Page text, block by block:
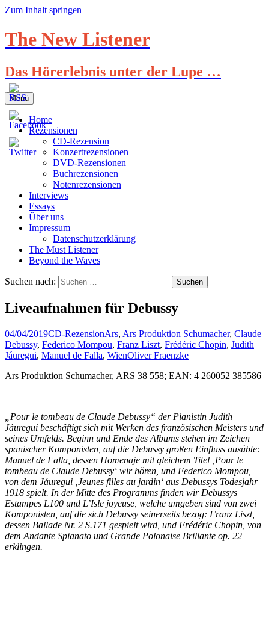
Zum Inhalt springen
The New Listener
Das Hörerlebnis unter der Lupe …
Menü
Home
Rezensionen
CD-Rezension
Konzertrezensionen
DVD-Rezensionen
Buchrezensionen
Notenrezensionen
Interviews
Essays
Über uns
Impressum
Datenschutzerklärung
The Must Listener
Beyond the Waves
Suchen nach:
Liveaufnahmen für Debussy
04/04/2019CD-RezensionArs, Ars Produktion Schumacher, Claude
Debussy, Federico Mompou, Franz Liszt, Frédéric Chopin, Judith
Jáuregui, Manuel de Falla, WienOliver Fraenzke
Ars Produktion Schumacher, ARS 38 558; EAN: 4 260052 385586
„Pour le tombeau de Claude Debussy“ der Pianistin Judith
Jáuregui beschäftigt sich mit Werken des französischen Meisters und
seines Umfelds. Beginn und Ende des Albums stehen im Zeichen
spanischer Komponisten, auf die Debussy großen Einfluss ausübte:
Manuel de Falla, dessen Homenaje mit gleichem Titel ‚Pour le
tombeau de Claude Debussy‘ wir hören, und Federico Mompou,
von dem Jáuregui ‚Jeunes filles au jardin‘ aus Debussys Todesjahr
1918 spielt. In der Mitte des Programms finden wir Debussys
Estampes L100 und L’Isle joyeuse, welche umgeben sind von zwei
Komponisten, auf die sich Debussy seinerseits bezog: Franz Liszt,
dessen Ballade Nr. 2 S.171 gespielt wird, und Frédéric Chopin, von
dem Andante Spianato und Grande Polonaise Brillante op. 22
erklingen.